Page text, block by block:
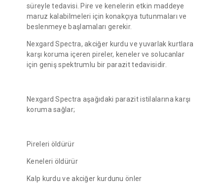
süreyle tedavisi. Pire ve kenelerin etkin maddeye
maruz kalabilmeleri için konakçıya tutunmaları ve
beslenmeye başlamaları gerekir.
Nexgard Spectra, akciğer kurdu ve yuvarlak kurtlara
karşı koruma içeren pireler, keneler ve solucanlar
için geniş spektrumlu bir parazit tedavisidir.
Nexgard Spectra aşağıdaki parazit istilalarına karşı
koruma sağlar;
Pireleri öldürür
Keneleri öldürür
Kalp kurdu ve akciğer kurdunu önler